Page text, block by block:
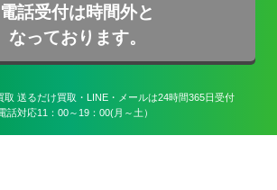
電話受付は時間外と
なっております。
取 送るだけ買取・LINE・メールは24時間365日受付
話対応11：00～19：00(月～土）